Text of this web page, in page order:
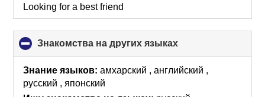
collapse
contents
Looking for a best friend
Знакомства на других языках
to
collapse
Знание языков: амхарский , английский ,
русский , японский